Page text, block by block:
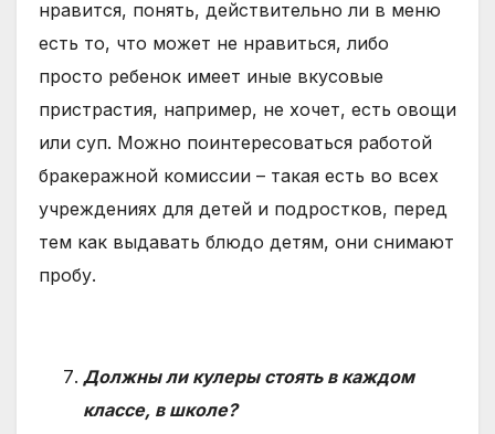
нравится, понять, действительно ли в меню
есть то, что может не нравиться, либо
просто ребенок имеет иные вкусовые
пристрастия, например, не хочет, есть овощи
или суп. Можно поинтересоваться работой
бракеражной комиссии – такая есть во всех
учреждениях для детей и подростков, перед
тем как выдавать блюдо детям, они снимают
пробу.
Должны ли кулеры стоять в каждом
классе, в школе?